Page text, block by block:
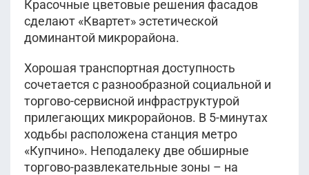
Красочные цветовые решения фасадов
сделают «Квартет» эстетической
доминантой микрорайона.
Хорошая транспортная доступность
сочетается с разнообразной социальной и
торгово-сервисной инфраструктурой
прилегающих микрорайонов. В 5-минутах
ходьбы расположена станция метро
«Купчино». Неподалеку две обширные
торгово-развлекательные зоны – на